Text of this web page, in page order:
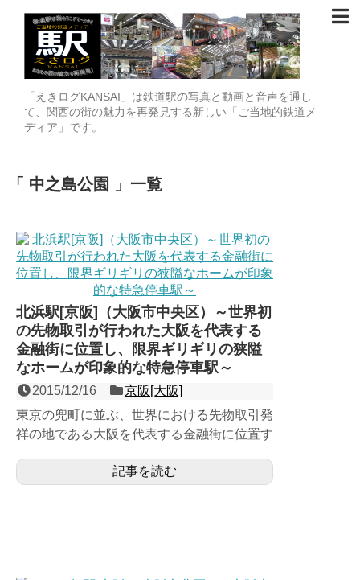
「えきログKANSAI」は鉄道駅の写真と動画と音声を通し
て、関西の街の魅力を再発見する新しい「ご当地的鉄道メ
ディア」です。
中之島公園 一覧
北浜駅[京阪]（大阪市中央区）～世界初
の先物取引が行われた大阪を代表する
金融街に位置し、限界ギリギリの狭隘
なホームが印象的な特急停車駅～
2015/12/16
京阪[大阪]
東京の兜町に並ぶ、世界における先物取引発
祥の地である大阪を代表する金融街に位置す
（昭和38年）に、...記事を読む